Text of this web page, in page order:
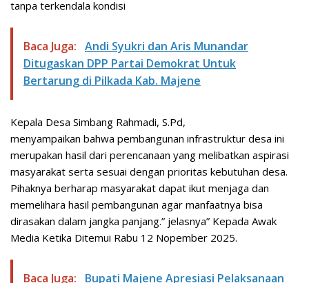
tanpa terkendala kondisi
Baca Juga: Andi Syukri dan Aris Munandar
Ditugaskan DPP Partai Demokrat Untuk
Bertarung di Pilkada Kab. Majene
Kepala Desa Simbang Rahmadi, S.Pd,
menyampaikan bahwa pembangunan infrastruktur desa ini
merupakan hasil dari perencanaan yang melibatkan aspirasi
masyarakat serta sesuai dengan prioritas kebutuhan desa.
Pihaknya berharap masyarakat dapat ikut menjaga dan
memelihara hasil pembangunan agar manfaatnya bisa
dirasakan dalam jangka panjang.” jelasnya” Kepada Awak
Media Ketika Ditemui Rabu 12 Nopember 2025.
Baca Juga: Bupati Majene Apresiasi Pelaksanaan